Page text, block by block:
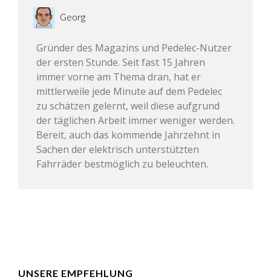
Georg
Gründer des Magazins und Pedelec-Nutzer
der ersten Stunde. Seit fast 15 Jahren
immer vorne am Thema dran, hat er
mittlerweile jede Minute auf dem Pedelec
zu schätzen gelernt, weil diese aufgrund
der täglichen Arbeit immer weniger werden.
Bereit, auch das kommende Jahrzehnt in
Sachen der elektrisch unterstützten
Fahrräder bestmöglich zu beleuchten.
UNSERE EMPFEHLUNG